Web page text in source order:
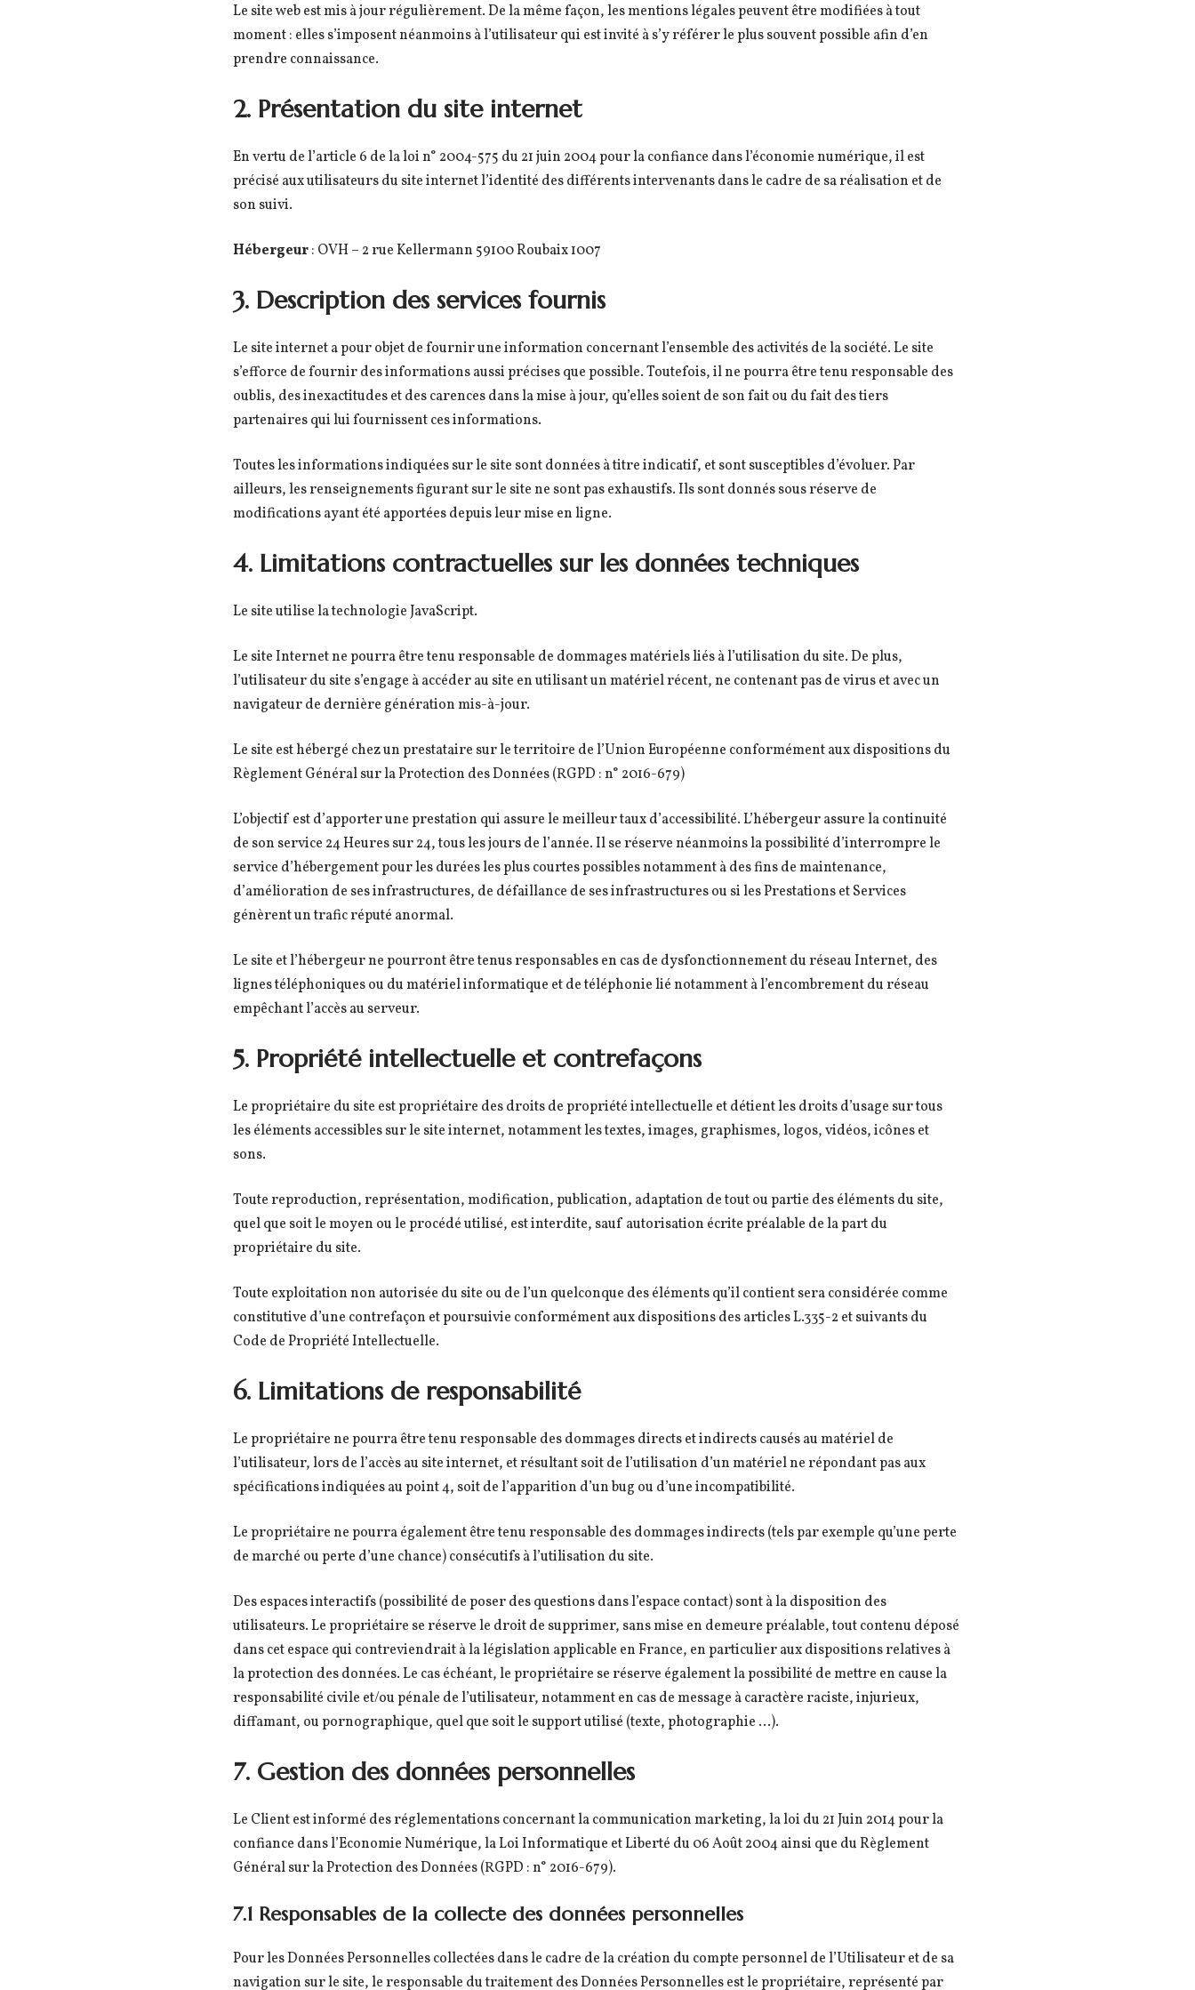
Le site web est mis à jour régulièrement. De la même façon, les mentions légales peuvent être modifiées à tout
moment : elles s’imposent néanmoins à l’utilisateur qui est invité à s’y référer le plus souvent possible afin d’en
prendre connaissance.
2. Présentation du site internet
En vertu de l’article 6 de la loi n° 2004-575 du 21 juin 2004 pour la confiance dans l’économie numérique, il est
précisé aux utilisateurs du site internet l’identité des différents intervenants dans le cadre de sa réalisation et de
son suivi.
Hébergeur: OVH – 2 rue Kellermann 59100 Roubaix 1007
3. Description des services fournis
Le site internet a pour objet de fournir une information concernant l’ensemble des activités de la société. Le site
s’efforce de fournir des informations aussi précises que possible. Toutefois, il ne pourra être tenu responsable des
oublis, des inexactitudes et des carences dans la mise à jour, qu’elles soient de son fait ou du fait des tiers
partenaires qui lui fournissent ces informations.
Toutes les informations indiquées sur le site sont données à titre indicatif, et sont susceptibles d’évoluer. Par
ailleurs, les renseignements figurant sur le site ne sont pas exhaustifs. Ils sont donnés sous réserve de
modifications ayant été apportées depuis leur mise en ligne.
4. Limitations contractuelles sur les données techniques
Le site utilise la technologie JavaScript.
Le site Internet ne pourra être tenu responsable de dommages matériels liés à l’utilisation du site. De plus,
l’utilisateur du site s’engage à accéder au site en utilisant un matériel récent, ne contenant pas de virus et avec un
navigateur de dernière génération mis-à-jour.
Le site est hébergé chez un prestataire sur le territoire de l’Union Européenne conformément aux dispositions du
Règlement Général sur la Protection des Données (RGPD : n° 2016-679)
L’objectif est d’apporter une prestation qui assure le meilleur taux d’accessibilité. L’hébergeur assure la continuité
de son service 24 Heures sur 24, tous les jours de l’année. Il se réserve néanmoins la possibilité d’interrompre le
service d’hébergement pour les durées les plus courtes possibles notamment à des fins de maintenance,
d’amélioration de ses infrastructures, de défaillance de ses infrastructures ou si les Prestations et Services
génèrent un trafic réputé anormal.
Le site et l’hébergeur ne pourront être tenus responsables en cas de dysfonctionnement du réseau Internet, des
lignes téléphoniques ou du matériel informatique et de téléphonie lié notamment à l’encombrement du réseau
empêchant l’accès au serveur.
5. Propriété intellectuelle et contrefaçons
Le propriétaire du site est propriétaire des droits de propriété intellectuelle et détient les droits d’usage sur tous
les éléments accessibles sur le site internet, notamment les textes, images, graphismes, logos, vidéos, icônes et
sons.
Toute reproduction, représentation, modification, publication, adaptation de tout ou partie des éléments du site,
quel que soit le moyen ou le procédé utilisé, est interdite, sauf autorisation écrite préalable de la part du
propriétaire du site.
Toute exploitation non autorisée du site ou de l’un quelconque des éléments qu’il contient sera considérée comme
constitutive d’une contrefaçon et poursuivie conformément aux dispositions des articles L.335-2 et suivants du
Code de Propriété Intellectuelle.
6. Limitations de responsabilité
Le propriétaire ne pourra être tenu responsable des dommages directs et indirects causés au matériel de
l’utilisateur, lors de l’accès au site internet, et résultant soit de l’utilisation d’un matériel ne répondant pas aux
spécifications indiquées au point 4, soit de l’apparition d’un bug ou d’une incompatibilité.
Le propriétaire ne pourra également être tenu responsable des dommages indirects (tels par exemple qu’une perte
de marché ou perte d’une chance) consécutifs à l’utilisation du site.
Des espaces interactifs (possibilité de poser des questions dans l’espace contact) sont à la disposition des
utilisateurs. Le propriétaire se réserve le droit de supprimer, sans mise en demeure préalable, tout contenu déposé
dans cet espace qui contreviendrait à la législation applicable en France, en particulier aux dispositions relatives à
la protection des données. Le cas échéant, le propriétaire se réserve également la possibilité de mettre en cause la
responsabilité civile et/ou pénale de l’utilisateur, notamment en cas de message à caractère raciste, injurieux,
diffamant, ou pornographique, quel que soit le support utilisé (texte, photographie …).
7. Gestion des données personnelles
Le Client est informé des réglementations concernant la communication marketing, la loi du 21 Juin 2014 pour la
confiance dans l’Economie Numérique, la Loi Informatique et Liberté du 06 Août 2004 ainsi que du Règlement
Général sur la Protection des Données (RGPD : n° 2016-679).
7.1 Responsables de la collecte des données personnelles
Pour les Données Personnelles collectées dans le cadre de la création du compte personnel de l’Utilisateur et de sa
navigation sur le site, le responsable du traitement des Données Personnelles est le propriétaire, représenté par